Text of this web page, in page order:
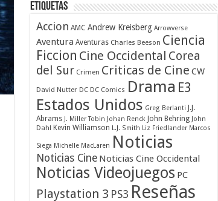
Etiquetas
Accion AMC Andrew Kreisberg Arrowverse
Aventura Aventuras Charles Beeson Ciencia
Ficcion Cine Occidental Corea
del Sur Crimen Criticas de Cine CW
David Nutter DC DC Comics Drama E3
Estados Unidos Greg Berlanti
J.J.
Abrams J. Miller Tobin Johan Renck John Behring John
Dahl Kevin Williamson L.J. Smith Liz Friedlander Marcos
Siega Michelle MacLaren Noticias
Noticias Cine Noticias Cine Occidental
Noticias Videojuegos PC
Playstation 3 PS3 Reseñas